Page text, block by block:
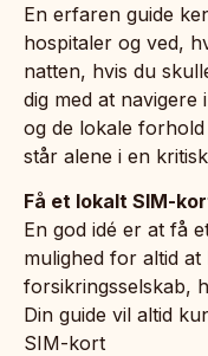
En erfaren guide
hospitaler og ved,
natten, hvis du
dig med at
og de lokale
står alene i en
Få et lokalt SIM-
En god idé er at få
mulighed for altid
forsikringsselskab,
Din guide vil altid
SIM-kort